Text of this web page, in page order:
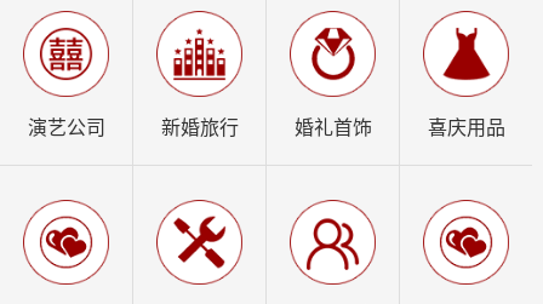
演艺公司 新婚旅行 婚礼首饰 喜庆用品